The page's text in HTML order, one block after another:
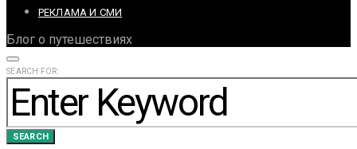
РЕКЛАМА И СМИ
Блог о путешествиях
SEARCH FOR:
SEARCH